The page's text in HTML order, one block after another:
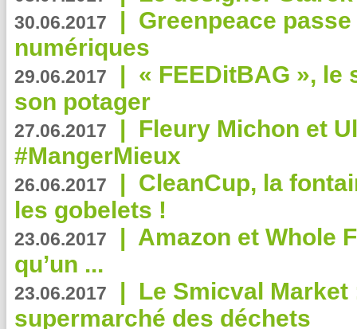
30.06.2017 | Greenpeace
numériques
29.06.2017 | « FEEDitBAG », le
son potager
27.06.2017 | Fleury Michon et
#MangerMieux
26.06.2017 | CleanCup, la
les gobelets !
23.06.2017 | Amazon et Whole
qu’un ...
23.06.2017 | Le Smicval
supermarché des déchets